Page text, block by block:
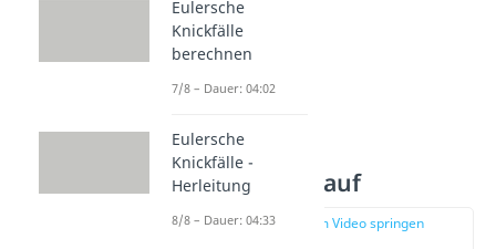
Momentenverlauf
zur Stelle im Video springen
Eulersche
Knickfälle
berechnen
7/8 – Dauer: 04:02
Eulersche
Knickfälle -
Herleitung
8/8 – Dauer: 04:33